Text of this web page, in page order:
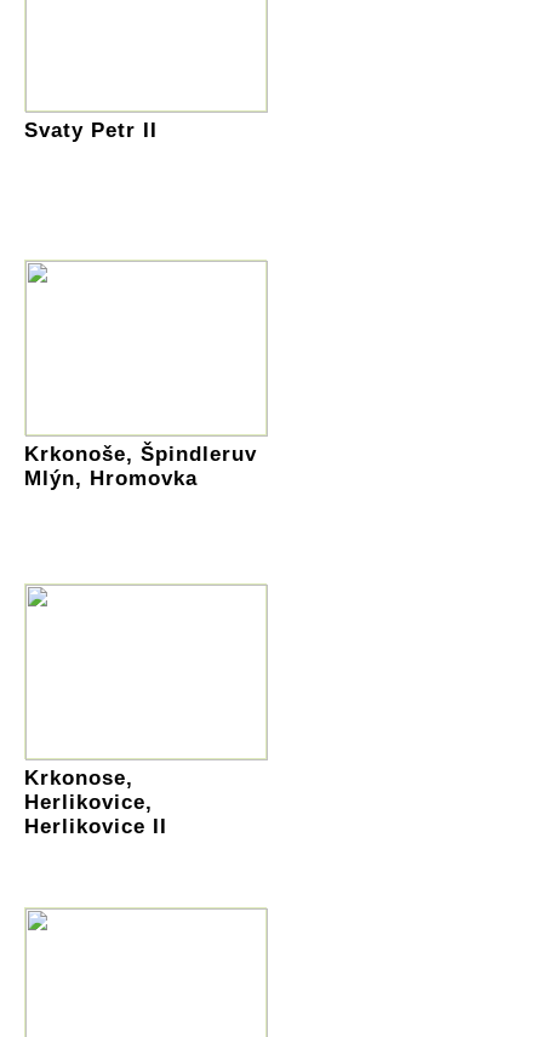
Svaty Petr II
Krkonoše, Špindleruv
Mlýn, Hromovka
Krkonose,
Herlikovice,
Herlikovice II